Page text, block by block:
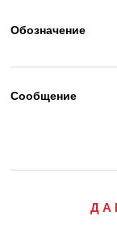
Обозначение
Сообщение